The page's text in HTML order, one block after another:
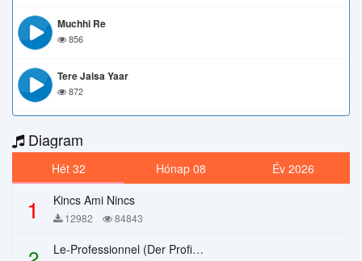
Muchhi Re
856
Tere Jaisa Yaar
872
Diagram
Hét 32 Hónap 08 Év 2026
1 Kincs Ami Nincs
12982 84843
Le-Professionnel (Der Profi) – Chi Mai